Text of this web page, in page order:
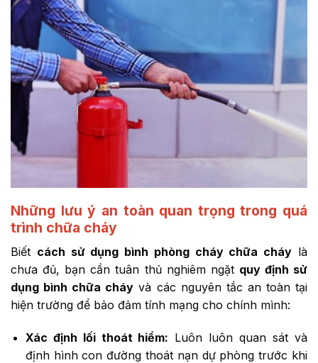
Những lưu ý an toàn quan trọng trong quá
trình chữa cháy
Biết cách sử dụng bình phòng cháy chữa cháy là
chưa đủ, bạn cần tuân thủ nghiêm ngặt quy định sử
dụng bình chữa cháy và các nguyên tắc an toàn tại
hiện trường để bảo đảm tính mạng cho chính mình:
Xác định lối thoát hiểm: Luôn luôn quan sát và
định hình con đường thoát nạn dự phòng trước khi